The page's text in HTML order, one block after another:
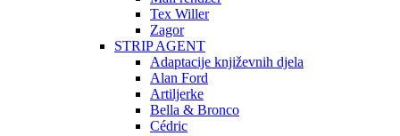
Tex Willer
Zagor
STRIP AGENT
Adaptacije književnih djela
Alan Ford
Artiljerke
Bella & Bronco
Cédric